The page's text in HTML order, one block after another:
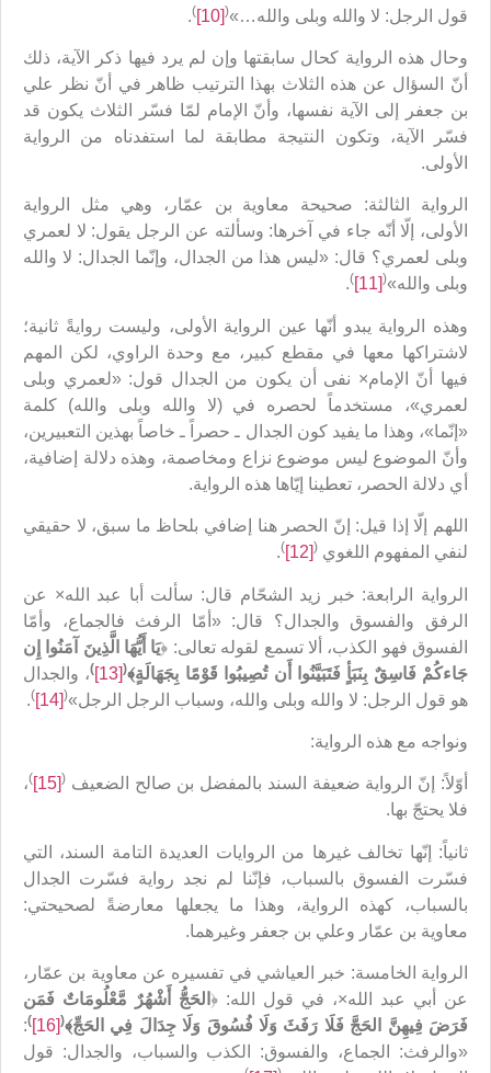
قول الرجل: لا والله وبلى والله…»(
[10]
)
.
وحال هذه الرواية كحال سابقتها وإن لم يرد فيها ذكر الآية، ذلك
أنّ السؤال عن هذه الثلاث بهذا الترتيب ظاهر في أنّ نظر علي
بن جعفر إلى الآية نفسها، وأنّ الإمام لمّا فسّر الثلاث يكون قد
فسّر الآية، وتكون النتيجة مطابقة لما استفدناه من الرواية
الأولى.
الرواية الثالثة: صحيحة معاوية بن عمّار، وهي مثل الرواية
الأولى، إلّا أنّه جاء في آخرها: وسألته عن الرجل يقول: لا لعمري
وبلى لعمري؟ قال: «ليس هذا من الجدال، وإنّما الجدال: لا والله
وبلى والله»(
[11]
)
.
وهذه الرواية يبدو أنّها عين الرواية الأولى، وليست روايةً ثانية؛
لاشتراكها معها في مقطع كبير، مع وحدة الراوي، لكن المهم
فيها أنّ الإمام× نفى أن يكون من الجدال قول: «لعمري وبلى
لعمري»، مستخدماً لحصره في (لا والله وبلى والله) كلمة
«إنّما»، وهذا ما يفيد كون الجدال ـ حصراً ـ خاصاً بهذين التعبيرين،
وأنّ الموضوع ليس موضوع نزاع ومخاصمة، وهذه دلالة إضافية،
أي دلالة الحصر، تعطينا إيّاها هذه الرواية.
اللهم إلّا إذا قيل: إنّ الحصر هنا إضافي بلحاظ ما سبق، لا حقيقي
لنفي المفهوم اللغوي (
[12]
)
.
الرواية الرابعة: خبر زيد الشحّام قال: سألت أبا عبد الله× عن
الرفق والفسوق والجدال؟ قال: «أمّا الرفث فالجماع، وأمّا
الفسوق فهو الكذب، ألا تسمع لقوله تعالى: ﴿يَا أَيُّهَا الَّذِينَ آمَنُوا إِن
جَاءكُمْ فَاسِقٌ بِنَبَأٍ فَتَبَيَّنُوا أَن تُصِيبُوا قَوْمًا بِجَهَالَةٍ﴾(
[13]
)، والجدال
هو قول الرجل: لا والله وبلى والله، وسباب الرجل الرجل»(
[14]
)
.
ونواجه مع هذه الرواية:
أوّلاً: إنّ الرواية ضعيفة السند بالمفضل بن صالح الضعيف (
[15]
)،
فلا يحتجّ بها.
ثانياً: إنّها تخالف غيرها من الروايات العديدة التامة السند، التي
فسّرت الفسوق بالسباب، فإنّنا لم نجد رواية فسّرت الجدال
بالسباب، كهذه الرواية، وهذا ما يجعلها معارضةً لصحيحتي:
معاوية بن عمّار وعلي بن جعفر وغيرهما.
الرواية الخامسة: خبر العياشي في تفسيره عن معاوية بن عمّار،
عن أبي عبد الله×، في قول الله: ﴿ الحَجُّ أَشْهُرٌ مَّعْلُومَاتٌ فَمَن
فَرَضَ فِيهِنَّ الحَجَّ فَلَا رَفَثَ وَلَا فُسُوقَ وَلَا جِدَالَ فِي الحَجِّ﴾(
[16]
)
:
«والرفث: الجماع، والفسوق: الكذب والسباب، والجدال: قول